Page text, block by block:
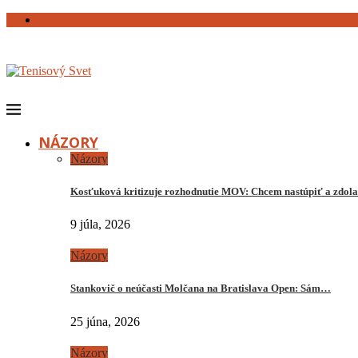
NÁZORY
Názory
Kosťuková kritizuje rozhodnutie MOV: Chcem nastúpiť a
9 júla, 2026
Názory
Stankovič o neúčasti Molčana na Bratislava Open: Sám…
25 júna, 2026
Názory